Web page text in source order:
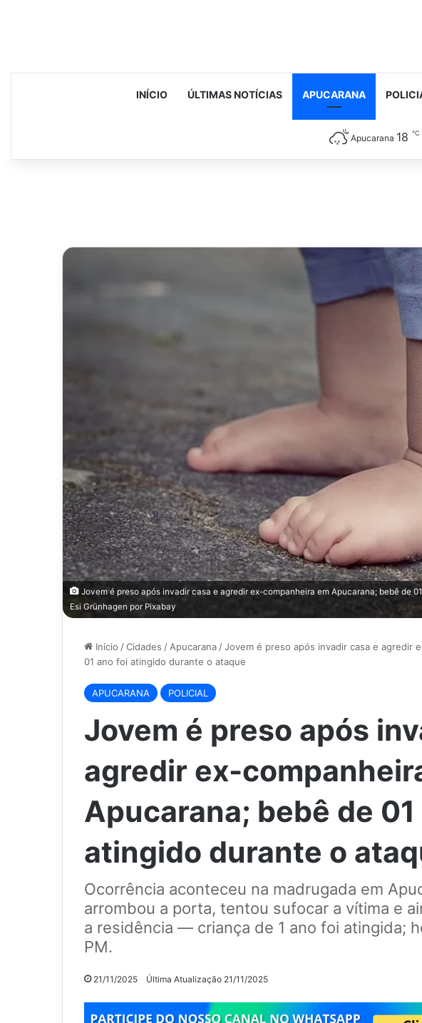
INÍCIO ÚLTIMAS NOTÍCIAS APUCARANA
Apucarana 18 ℃
Jovem é preso após invadir casa e agredir ex-companheira em Apucarana; bebê de
Esi Grünhagen por Pixabay
Início /Cidades /Apucarana/Jovem é preso após invadir casa e agredir
01 ano foi atingido durante o ataque
APUCARANA POLICIAL
Jovem é preso após
agredir ex-
Apucarana; bebê de
atingido durante o
Ocorrência aconteceu na madrugada em
arrombou a porta, tentou sufocar a vítima e
a residência — criança de 1 ano foi atingida;
PM.
21/11/2025 Última Atualização 21/11/2025